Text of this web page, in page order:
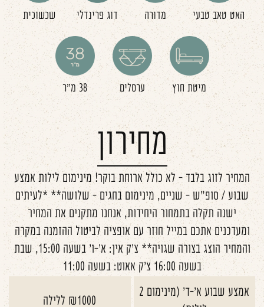
האט טאב טבעי מדורה דוג פרינדלי שכשוכית
מיטת חוץ ערסלים 38 מ"ר
מחירון
המחיר לזוג בלבד - לא כולל ארוחת בוקר! מינימום לילות אמצע
שבוע / סופ"ש - שניים, מינימום בחגים - שלושה** *לעיתים
ישנה תקלה בתמחור היחידות, אנחנו מתקנים את המחיר
ומעדכנים אתכם במייל חוזר עם אופציה לביטול ההזמנה במקרה
והמחיר הוצג בצורה שגויה** צ'ק אין: א'-ו' בשעה 15:00, שבת
בשעה 16:00 צ'ק אאוט: בשעה 11:00
אמצע שבוע א'-ד' (מינימום 2
₪1000 ללילה